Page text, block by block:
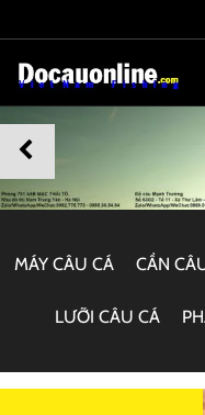
MÁY CÂU CÁ CẦN
LƯỠI CÂU CÁ